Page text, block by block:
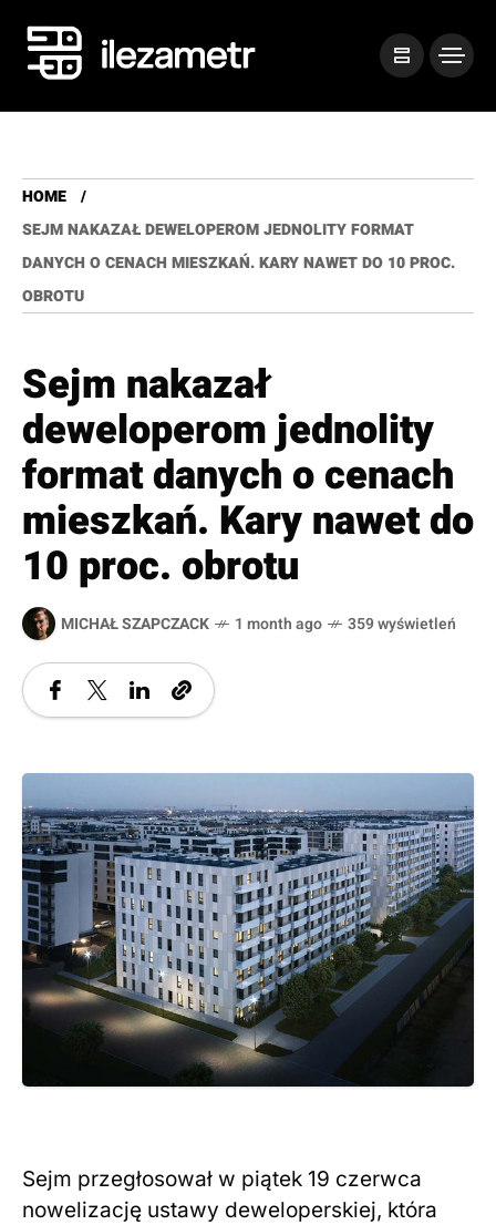
HOME
SEJM NAKAZAŁ DEWELOPEROM JEDNOLITY FORMAT
DANYCH O CENACH MIESZKAŃ. KARY NAWET DO 10 PROC.
OBROTU
Sejm nakazał
deweloperom jednolity
format danych o cenach
mieszkań. Kary nawet do
10 proc. obrotu
MICHAŁ SZAPCZACK 1 month ago 359 wyświetleń
Sejm przegłosował w piątek 19 czerwca
nowelizację ustawy deweloperskiej, która